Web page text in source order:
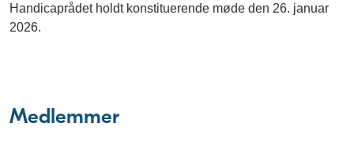
Handicaprådet holdt konstituerende møde den 26. januar
2026.
Medlemmer